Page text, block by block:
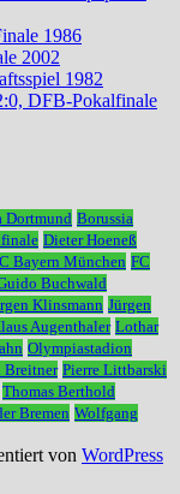
1986
2002
1982
DFB-Pokalfinale
Dortmund Borussia
Dieter Hoeneß
Bayern München FC
Buchwald
Klinsmann Jürgen
Augenthaler Lothar
Olympiastadion
Breitner Pierre Littbarski
Thomas Berthold
Bremen Wolfgang
von WordPress